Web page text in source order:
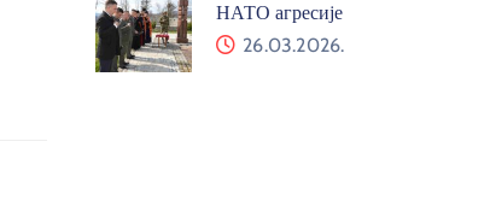
НАТО агресије
26.03.2026.